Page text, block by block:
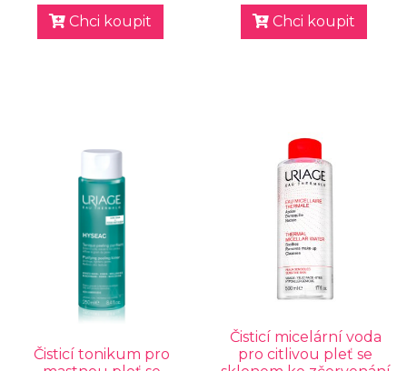
Chci koupit Chci koupit
Čisticí tonikum pro
Čisticí micelární voda
pro citlivou pleť se